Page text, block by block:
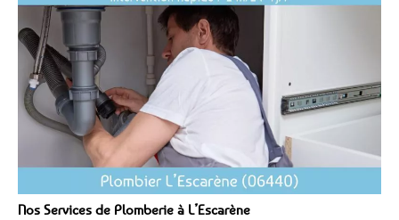
Nos Services de Plomberie à L’Escarène